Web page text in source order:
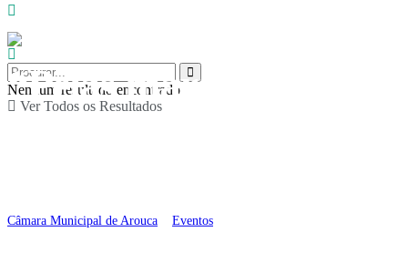
Nenhum resultado encontrado
Ver Todos os Resultados
“Pelas margens do
Câmara Municipal de Arouca Eventos